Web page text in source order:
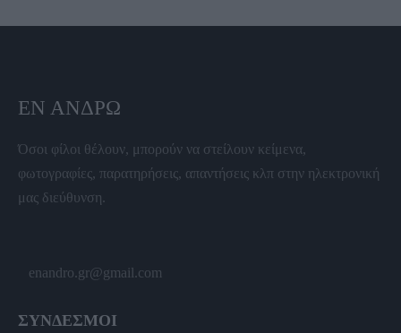
ΕΝ ΆΝΔΡΩ
Όσοι φίλοι θέλουν, μπορούν να στείλουν κείμενα,
φωτογραφίες, παρατηρήσεις, απαντήσεις κλπ στην ηλεκτρονική
μας διεύθυνση.
enandro.gr@gmail.com
ΣΥΝΔΕΣΜΟΙ